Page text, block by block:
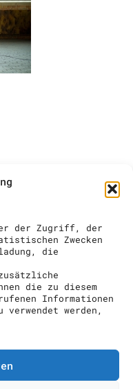
der Zugriff, der
Zwecken
die
die zu diesem
Informationen
werden,